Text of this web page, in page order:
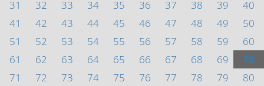
31
32 33 34 35 36 37 38 39
40
41
42 43 44 45 46 47 48 49
50
51
52 53 54 55 56 57 58 59
60
61
62 63 64 65 66 67 68 69
70
71
72 73 74 75 76 77 78 79
80